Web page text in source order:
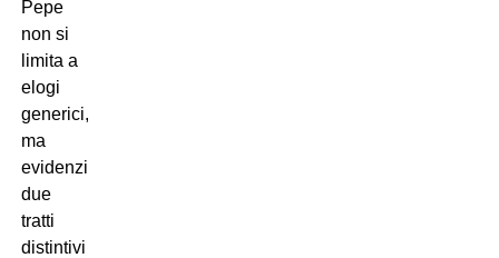
Pepe
non si
limita a
elogi
generici,
ma
evidenzia
due
tratti
distintivi